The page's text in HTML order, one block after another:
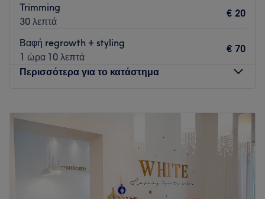
Trimming
30 λεπτά
€ 20
Βαφή regrowth + styling
1 ώρα 10 λεπτά
€ 70
Περισσότερα για το κατάστημα
Τρίτη
10:00
19:00
10:00
19:00
10:00
Σάββατο
10:00